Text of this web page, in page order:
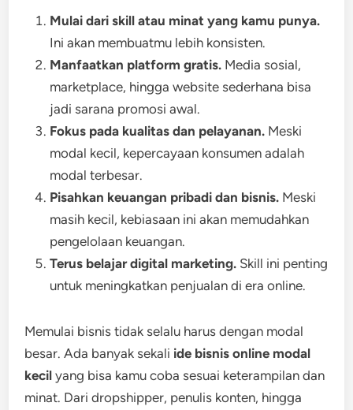
Mulai dari skill atau minat yang kamu punya.
Ini akan membuatmu lebih konsisten.
Manfaatkan platform gratis. Media sosial,
marketplace, hingga website sederhana bisa
jadi sarana promosi awal.
Fokus pada kualitas dan pelayanan. Meski
modal kecil, kepercayaan konsumen adalah
modal terbesar.
Pisahkan keuangan pribadi dan bisnis. Meski
masih kecil, kebiasaan ini akan memudahkan
pengelolaan keuangan.
Terus belajar digital marketing. Skill ini penting
untuk meningkatkan penjualan di era online.
Memulai bisnis tidak selalu harus dengan modal
besar. Ada banyak sekali ide bisnis online modal
kecil yang bisa kamu coba sesuai keterampilan dan
minat. Dari dropshipper, penulis konten, hingga